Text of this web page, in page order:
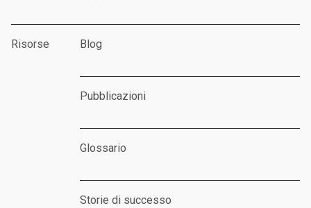
Risorse Blog
Pubblicazioni
Glossario
Storie di successo